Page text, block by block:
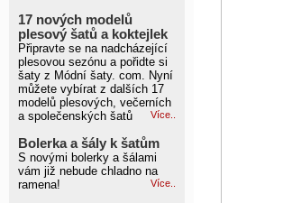
17 nových modelů
plesový šatů a koktejlek
Připravte se na nadcházející
plesovou sezónu a pořidte si
šaty z Módní šaty. com. Nyní
můžete vybírat z dalších 17
modelů plesových, večerních
a společenských šatů
Více..
Bolerka a šály k šatům
S novými bolerky a šálami
vám již nebude chladno na
ramena!
Více..